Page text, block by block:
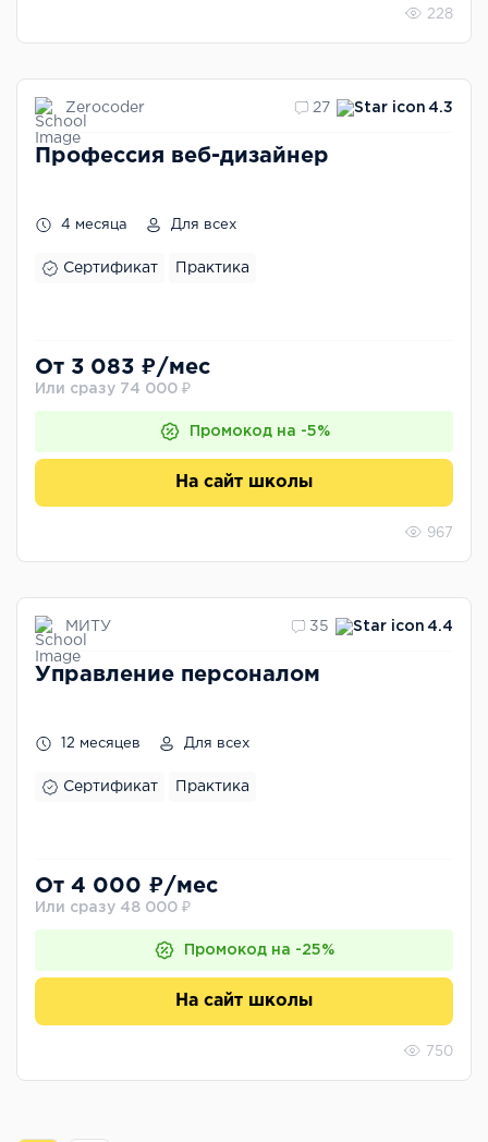
228
Zerocoder 27 4.3
Профессия веб-дизайнер
4 месяца Для всех
Сертификат Практика
От 3 083 ₽/мес
Или сразу 74 000 ₽
Промокод на -5%
На сайт школы
967
МИТУ 35 4.4
Управление персоналом
12 месяцев Для всех
Сертификат Практика
От 4 000 ₽/мес
Или сразу 48 000 ₽
Промокод на -25%
На сайт школы
750